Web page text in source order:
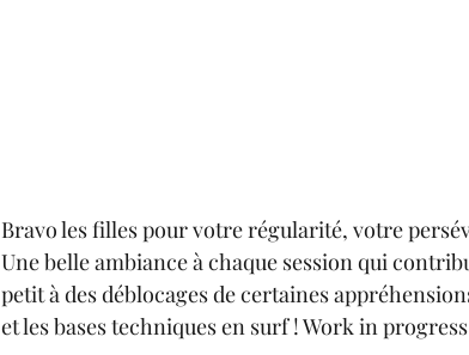
Bravo les filles pour votre régularité, votre
Une belle ambiance à chaque session qui
petit à des déblocages de certaines
et les bases techniques en surf ! Work in